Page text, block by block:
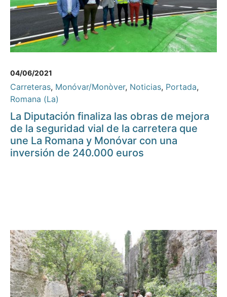
04/06/2021
Carreteras, Monóvar/Monòver, Noticias, Portada,
Romana (La)
La Diputación finaliza las obras de mejora
de la seguridad vial de la carretera que
une La Romana y Monóvar con una
inversión de 240.000 euros